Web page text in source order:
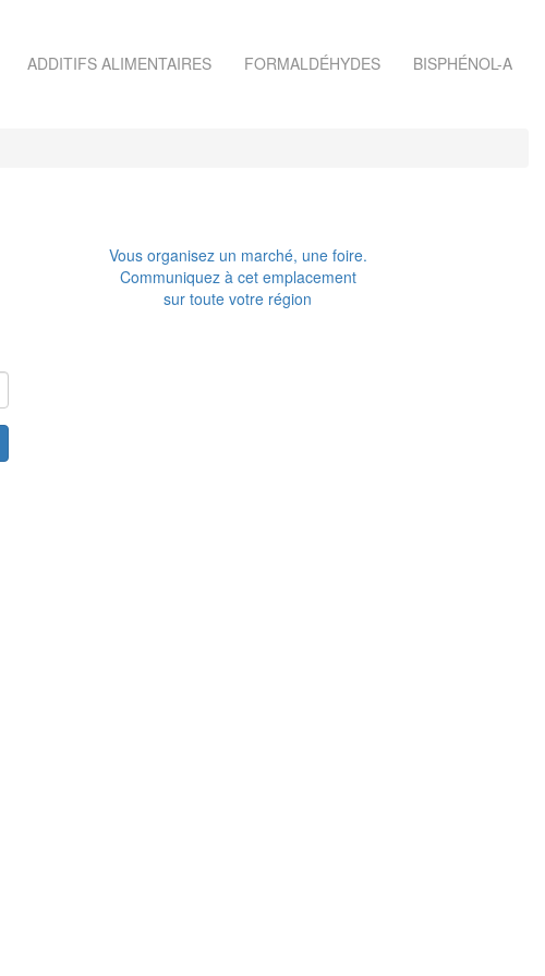
ADDITIFS ALIMENTAIRES FORMALDÉHYDES BISPHÉNOL-A
Vous organisez un marché, une foire.
Communiquez à cet emplacement
sur toute votre région